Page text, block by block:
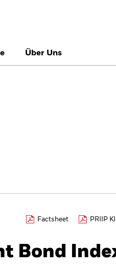
Location not listed
Über Uns
Factsheet PRIIP
Bond